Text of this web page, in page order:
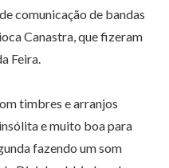
comunicação de bandas
Canastra, que fizeram
Feira.
timbres e arranjos
e muito boa para
fazendo um som